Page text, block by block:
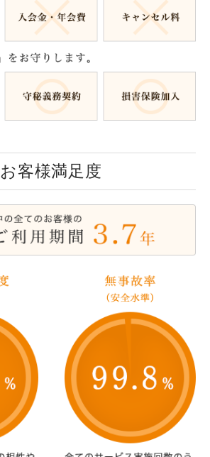
お客様満足度